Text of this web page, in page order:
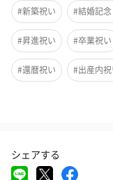
大切な人へ特別な想
「幸せが飛んでくる」
から仕入、
お好きなメッセー
#新築祝い #結婚記念
#昇進祝い #卒業祝い
#還暦祝い #出産内祝
#お礼 #記念日
シェアする